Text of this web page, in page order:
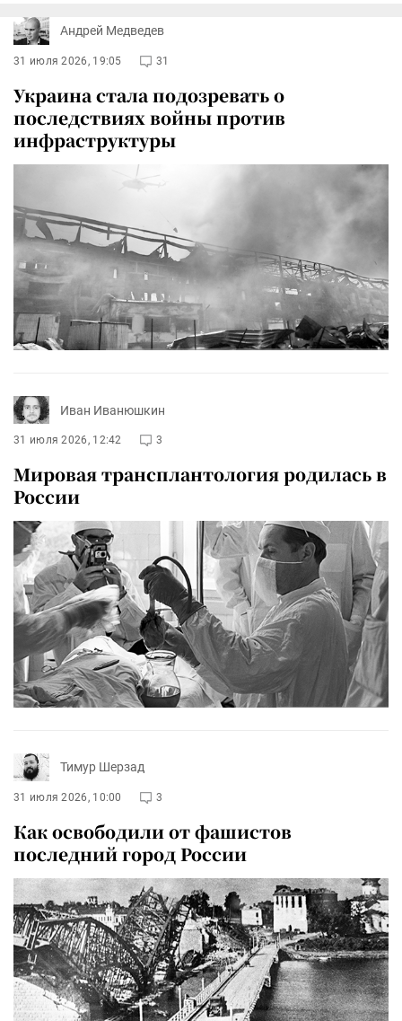
Андрей Медведев
31 июля 2026, 19:05 31
Украина стала подозревать о
последствиях войны против
инфраструктуры
Иван Иванюшкин
31 июля 2026, 12:42 3
Мировая трансплантология родилась в
России
Тимур Шерзад
31 июля 2026, 10:00 3
Как освободили от фашистов
последний город России